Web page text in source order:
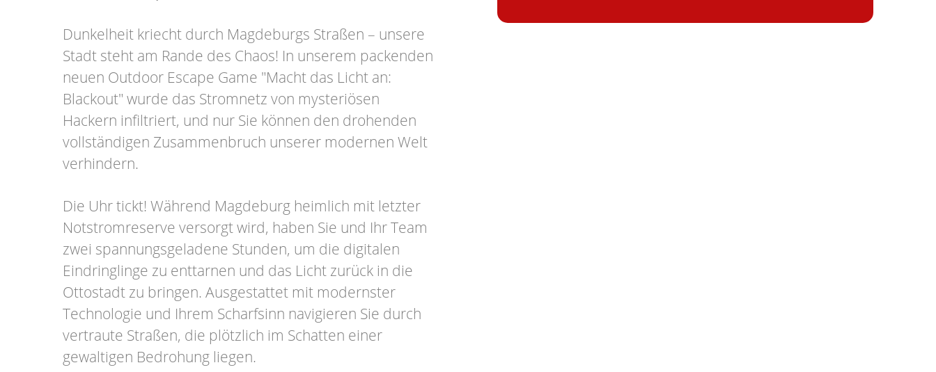
Dunkelheit kriecht durch Magdeburgs Straßen – unsere
Stadt steht am Rande des Chaos! In unserem packenden
neuen Outdoor Escape Game "Macht das Licht an:
Blackout" wurde das Stromnetz von mysteriösen
Hackern infiltriert, und nur Sie können den drohenden
vollständigen Zusammenbruch unserer modernen Welt
verhindern.
Die Uhr tickt! Während Magdeburg heimlich mit letzter
Notstromreserve versorgt wird, haben Sie und Ihr Team
zwei spannungsgeladene Stunden, um die digitalen
Eindringlinge zu enttarnen und das Licht zurück in die
Ottostadt zu bringen. Ausgestattet mit modernster
Technologie und Ihrem Scharfsinn navigieren Sie durch
vertraute Straßen, die plötzlich im Schatten einer
gewaltigen Bedrohung liegen.